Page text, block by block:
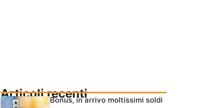
Articoli recentiBonus, in arrivo moltissimi soldi